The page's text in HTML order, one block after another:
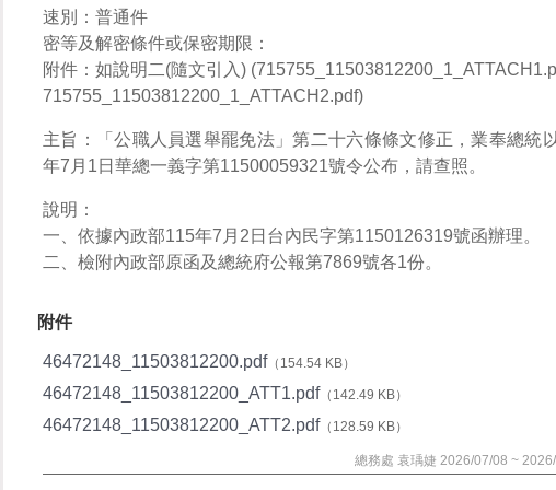
速別：普通件
密等及解密條件或保密期限：
附件：如說明二(隨文引入)
715755_11503812200_1_ATTACH2.pdf)
主旨：「公職人員選舉罷免法」第二十六條條文修正，業奉總統
年7月1日華總一義字第11500059321號令公布，請查照。
說明：
一、依據內政部115年7月2日台內民字第1150126319號函辦理。
二、檢附內政部原函及總統府公報第7869號各1份。
附件
46472148_11503812200.pdf（154.54 KB）
46472148_11503812200_ATT1.pdf（142.49 KB）
46472148_11503812200_ATT2.pdf（128.59 KB）
總務處 袁瑀婕 2026/07/08 ~